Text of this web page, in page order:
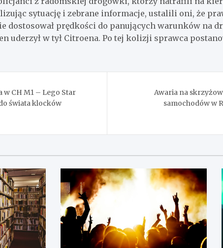
sytuację i zebrane informacje, ustalili oni, że
dostosował prędkości do panujących warunków na
uderzył w tył Citroena. Po tej kolizji sprawca
CH M1 – Lego Star
świata klocków
Awaria na
samochodów w